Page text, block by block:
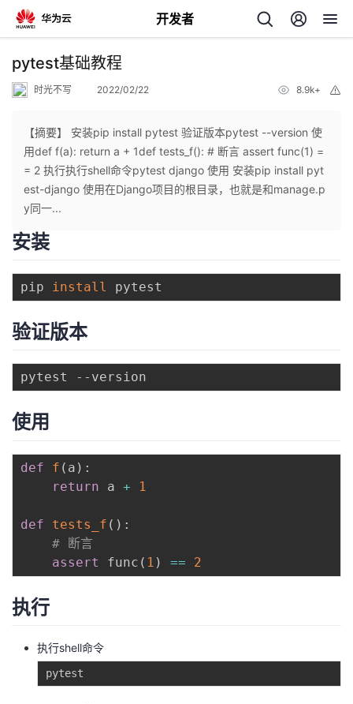
开发者
返
个
人
页
开
发
者
我
的
客
我
论
的
子
我
直
播
的
活
动
我
的
关
我
pytest基础教程
时光不写 2022/02/22 8.9k+
【摘要】 安装pip install pytest 验证版本pytest --version 使
用def f(a): return a + 1def tests_f(): # 断言 assert func(1) =
= 2 执行执行shell命令pytest django 使用 安装pip install pyt
est-django 使用在Django项目的根目录，也就是和manage.p
y同一...
安装
pip install
验证版本
使用
def f ( a ) :
return a + 1
def tests_f ( ) :
# 断言
assert
func ( 1 ) == 2
执行
执行shell命令